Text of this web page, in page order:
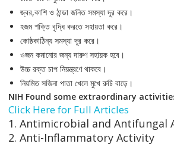
জ্বর,কাশি ও ঠান্ডা জনিত সমস্যা দূর করে।
হজম শক্তি বৃদ্ধি করতে সহায়তা করে।
কোষ্ঠকাঠিন্য সমস্যা দূর করে।
ওজন কমানোর জন্য দারুণ সহায়ক হবে।
উচ্চ রক্ত চাপ নিয়ন্ত্রণে থাকবে।
নিয়মিত সজিনা পাতা খেলে মুখে রুচি বাড়ে।
NIH Found some extraordinary
Click Here for Full Articles
1. Antimicrobial and Antifungal
2. Anti-Inflammatory Activity